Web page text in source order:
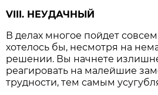
VIII. НЕУДАЧНЫЙ
В делах многое пойдет совсем
хотелось бы, несмотря на
решении. Вы начнете
реагировать на малейшие
трудности, тем самым